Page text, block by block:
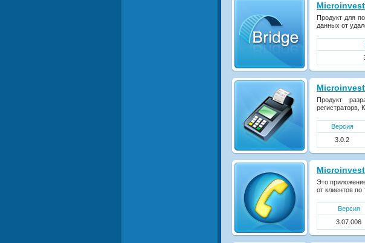
Продукт для
данных от
Продукт
регистраторв,
Версия
3.0.2
Это
от клиентов
Версия
3.07.006